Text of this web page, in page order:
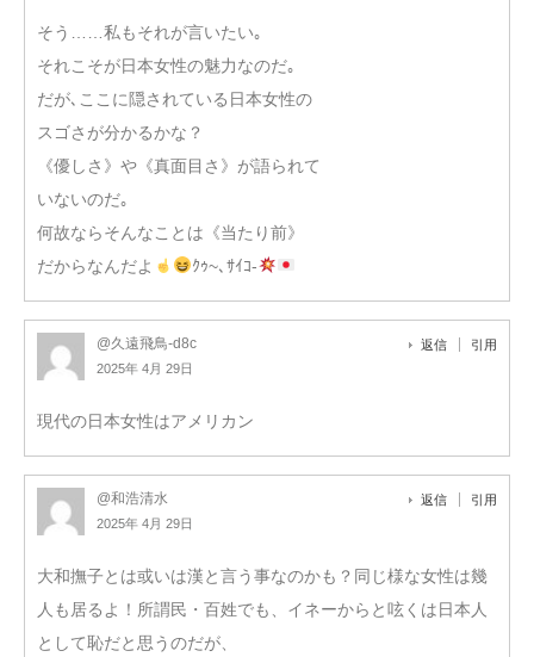
そう……私もそれが言いたい｡
それこそが日本女性の魅力なのだ｡
だが､ここに隠されている日本女性の
スゴさが分かるかな？
《優しさ》や《真面目さ》が語られて
いないのだ｡
何故ならそんなことは《当たり前》
だからなんだよ
ｸｩ~､ｻｲｺ-
@久遠飛鳥-d8c
2025年 4月 29日
返信 引用
現代の日本女性はアメリカン
@和浩清水
2025年 4月 29日
返信 引用
大和撫子とは或いは漢と言う事なのかも？同じ様な女性は幾
人も居るよ！所謂民・百姓でも、イネーからと呟くは日本人
として恥だと思うのだが、